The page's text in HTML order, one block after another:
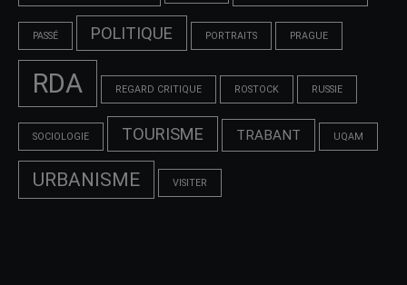
PASSÉ POLITIQUE PORTRAITS PRAGUE
RDA REGARD CRITIQUE ROSTOCK RUSSIE
SOCIOLOGIE TOURISME TRABANT UQAM
URBANISME VISITER